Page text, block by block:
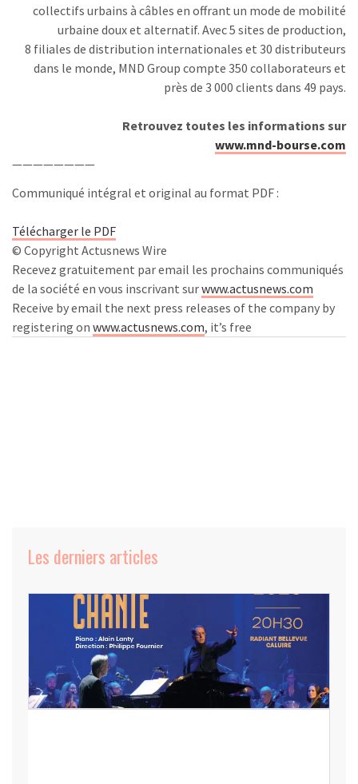
collectifs urbains à câbles en offrant un mode de mobilité
urbaine doux et alternatif. Avec 5 sites de production,
8 filiales de distribution internationales et 30 distributeurs
dans le monde, MND Group compte 350 collaborateurs et
près de 3 000 clients dans 49 pays.
Retrouvez toutes les informations sur
www.mnd-bourse.com
————————
Communiqué intégral et original au format PDF :
Télécharger le PDF
© Copyright Actusnews Wire
Recevez gratuitement par email les prochains communiqués
de la société en vous inscrivant surwww.actusnews.com
Receive by email the next press releases of the company by
registering on www.actusnews.com, it’s free
Les derniers articles